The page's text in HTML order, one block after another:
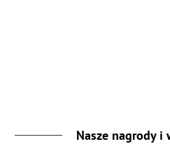
Nasze nagrody i